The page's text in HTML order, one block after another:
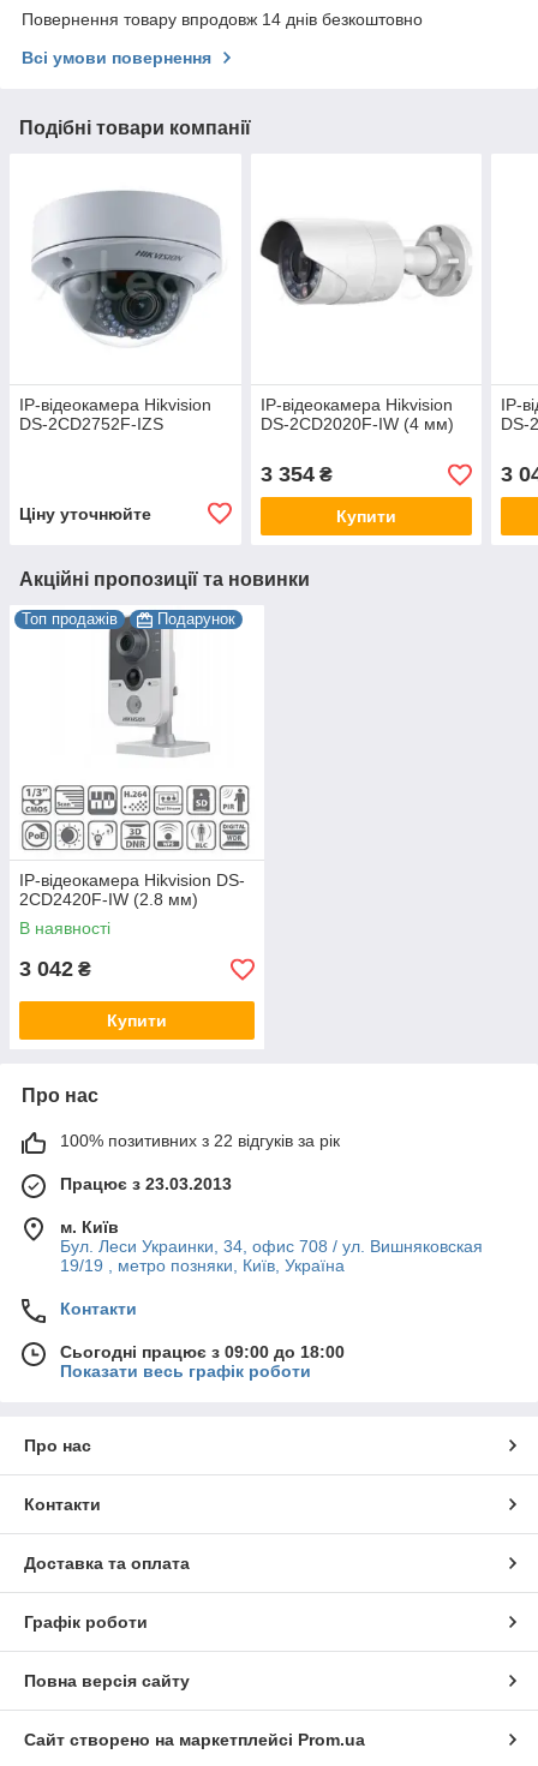
Повернення товару впродовж 14 днів безкоштовно
Всі умови повернення
Подібні товари компанії
IP-відеокамера Hikvision
DS-2CD2752F-IZS
Ціну уточнюйте
IP-відеокамера Hikvision
DS-2CD2020F-IW (4 мм)
3 354₴
Купити
IP-
DS-
3
Акційні пропозиції та новинки
Топ продажів Подарунок
IP-відеокамера Hikvision DS-
2CD2420F-IW (2.8 мм)
В наявності
3 042 ₴
Купити
Про нас
100% позитивних з 22 відгуків за рік
Працює з 23.03.2013
м. Київ
Бул. Леси Украинки, 34, офис 708 / ул. Вишняковская
19/19 , метро позняки, Київ, Україна
Контакти
Сьогодні працює з 09:00 до 18:00
Показати весь графік роботи
Про нас
Контакти
Доставка та оплата
Графік роботи
Повна версія сайту
Сайт створено на маркетплейсі Prom.ua